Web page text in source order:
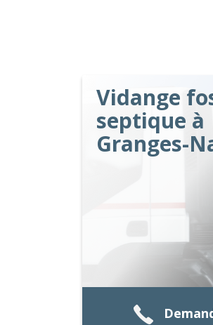
Vidange
septique à
Granges-